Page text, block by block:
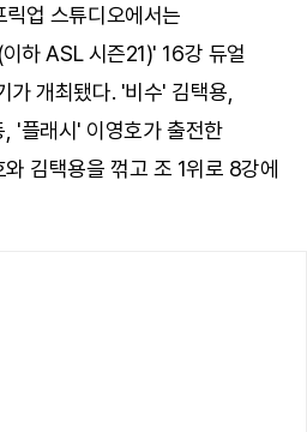
업 스튜디오에서는
하 ASL 시즌21)' 16강 듀얼
개최됐다. '비수' 김택용,
'플래시' 이영호가 출전한
김택용을 꺾고 조 1위로 8강에